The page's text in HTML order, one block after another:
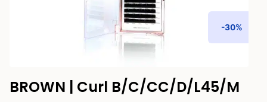
-30%
BROWN | Curl B/C/CC/D/L45/M